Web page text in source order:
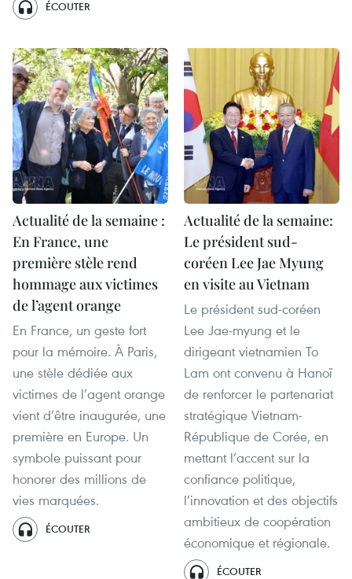
ÉCOUTER
Actualité de la semaine :
En France, une
première stèle rend
hommage aux victimes
de l’agent orange
En France, un geste fort
pour la mémoire. À Paris,
une stèle dédiée aux
victimes de l’agent orange
vient d’être inaugurée, une
première en Europe. Un
symbole puissant pour
honorer des millions de
vies marquées.
ÉCOUTER
Actualité de la semaine:
Le président sud-
coréen Lee Jae Myung
en visite au Vietnam
Le président sud-coréen
Lee Jae-myung et le
dirigeant vietnamien To
Lam ont convenu à Hanoï
de renforcer le partenariat
stratégique Vietnam-
République de Corée, en
mettant l’accent sur la
confiance politique,
l’innovation et des objectifs
ambitieux de coopération
économique et régionale.
ÉCOUTER